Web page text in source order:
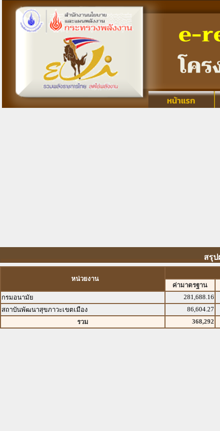
สรุป
หน่วยงาน
ค่ามาตรฐาน
กรมอนามัย
281,688.16
สถาบันพัฒนาสุขภาวะเขตเมือง
86,604.27
รวม
368,292